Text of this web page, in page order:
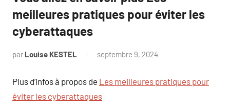
meilleures pratiques pour éviter les
cyberattaques
par Louise KESTEL septembre 9, 2024
Plus d’infos à propos de Les meilleures pratiques pour
éviter les cyberattaques